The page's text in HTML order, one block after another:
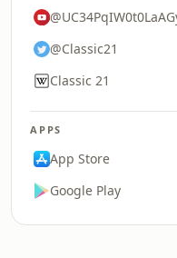
@Classic21
Classic 21
APPS
App Store
Google Play